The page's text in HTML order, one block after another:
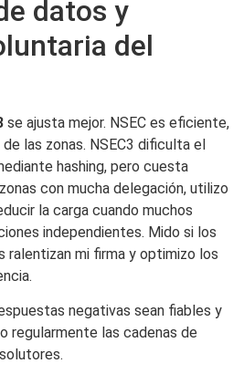
datos y
del
se ajusta mejor. NSEC es eficiente,
las zonas. NSEC3 dificulta el
hashing, pero cuesta
con mucha delegación, utilizo
la carga cuando muchos
independientes. Mido si los
ralentizan mi firma y optimizo los
negativas sean fiables y
regularmente las cadenas de